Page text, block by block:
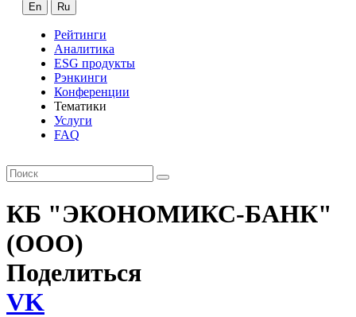
En Ru
Рейтинги
Аналитика
ESG продукты
Рэнкинги
Конференции
Тематики
Услуги
FAQ
КБ "ЭКОНОМИКС-БАНК"
(ООО)
Поделиться
VK